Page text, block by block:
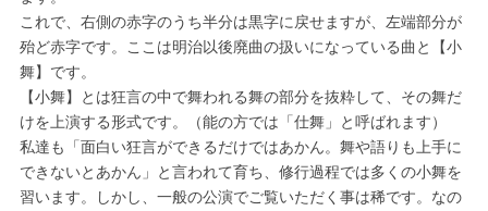
これで、右側の赤字のうち半分は黒字に戻せますが、左端部分が
殆ど赤字です。ここは明治以後廃曲の扱いになっている曲と【小
舞】です。
【小舞】とは狂言の中で舞われる舞の部分を抜粋して、その舞だ
けを上演する形式です。（能の方では「仕舞」と呼ばれます）
私達も「面白い狂言ができるだけではあかん。舞や語りも上手に
できないとあかん」と言われて育ち、修行過程では多くの小舞を
習います。しかし、一般の公演でご覧いただく事は稀です。なの